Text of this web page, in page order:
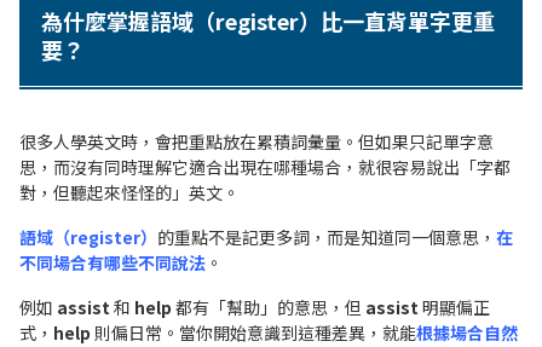
為什麼掌握語域（register）比一直背單字更重
要？
很多人學英文時，會把重點放在累積詞彙量。但如果只記單字意
思，而沒有同時理解它適合出現在哪種場合，就很容易說出「字都
對，但聽起來怪怪的」英文。
語域（register） 的重點不是記更多詞，而是知道同一個意思， 在
不同場合有哪些不同說法 。
例如 assist和 help 都有「幫助」的意思，但 assist明顯偏正
式， help 則偏日常。當你開始意識到這種差異，就能根據場合自然